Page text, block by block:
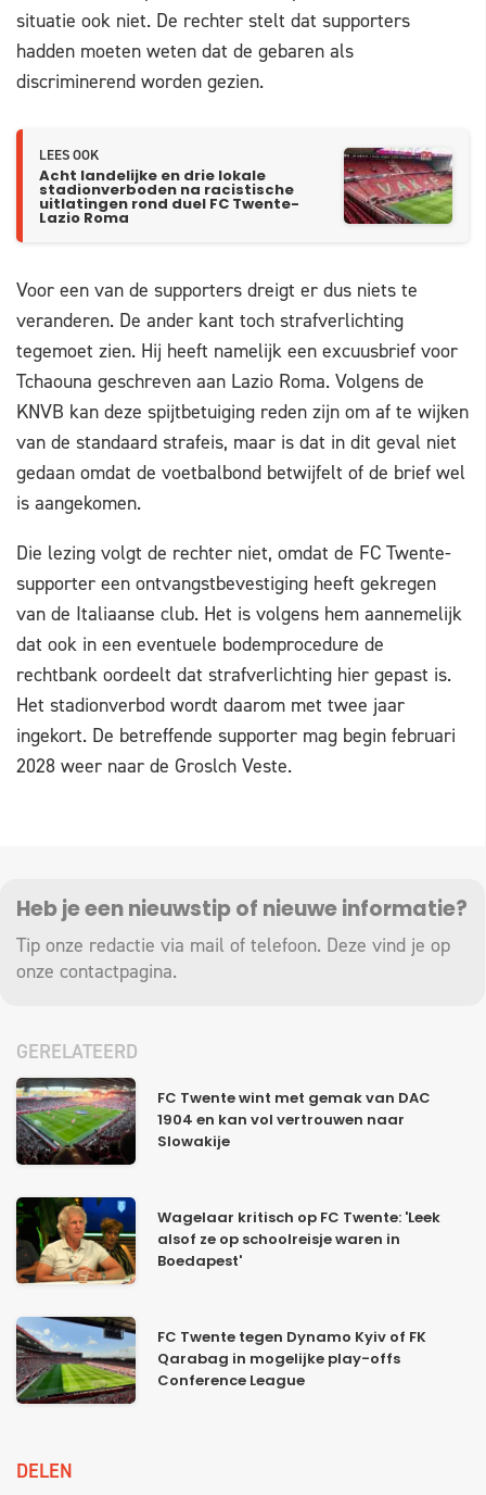
situatie ook niet. De rechter stelt dat supporters
hadden moeten weten dat de gebaren als
discriminerend worden gezien.
LEES OOK
Acht landelijke en drie lokale
stadionverboden na racistische
uitlatingen rond duel FC Twente-
Lazio Roma
Voor een van de supporters dreigt er dus niets te
veranderen. De ander kant toch strafverlichting
tegemoet zien. Hij heeft namelijk een excuusbrief voor
Tchaouna geschreven aan Lazio Roma. Volgens de
KNVB kan deze spijtbetuiging reden zijn om af te wijken
van de standaard strafeis, maar is dat in dit geval niet
gedaan omdat de voetbalbond betwijfelt of de brief wel
is aangekomen.
Die lezing volgt de rechter niet, omdat de FC Twente-
supporter een ontvangstbevestiging heeft gekregen
van de Italiaanse club. Het is volgens hem aannemelijk
dat ook in een eventuele bodemprocedure de
rechtbank oordeelt dat strafverlichting hier gepast is.
Het stadionverbod wordt daarom met twee jaar
ingekort. De betreffende supporter mag begin februari
2028 weer naar de Groslch Veste.
Heb je een nieuwstip of nieuwe informatie?
Tip onze redactie via mail of telefoon. Deze vind je op
onze contactpagina.
GERELATEERD
FC Twente wint met gemak van DAC
1904 en kan vol vertrouwen naar
Slowakije
Wagelaar kritisch op FC Twente: 'Leek
alsof ze op schoolreisje waren in
Boedapest'
FC Twente tegen Dynamo Kyiv of FK
Qarabag in mogelijke play-offs
Conference League
DELEN